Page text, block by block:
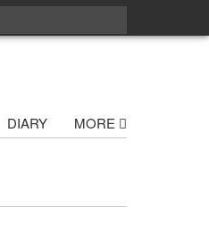
DIARY MORE